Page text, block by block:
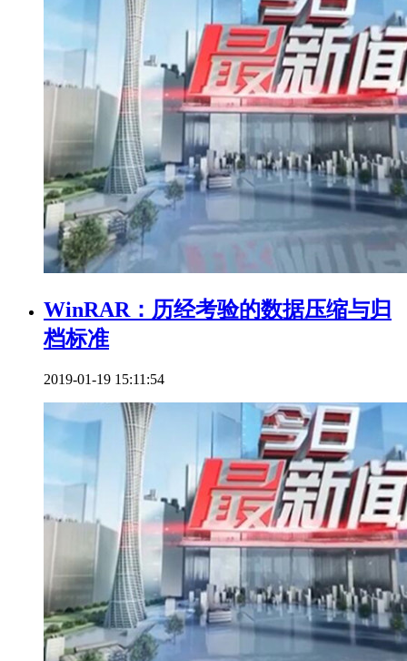
WinRAR：历经考验的数据压缩与归
档标准
2019-01-19 15:11:54